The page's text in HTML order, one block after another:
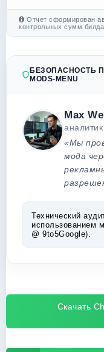
Отчет сформирован
контрольных сумм билда
БЕЗОПАСНОСТЬ
MODS-MENU
Max
аналитик
«Мы
мода
Технический
использованием
@ 9to5Google).
Скачать